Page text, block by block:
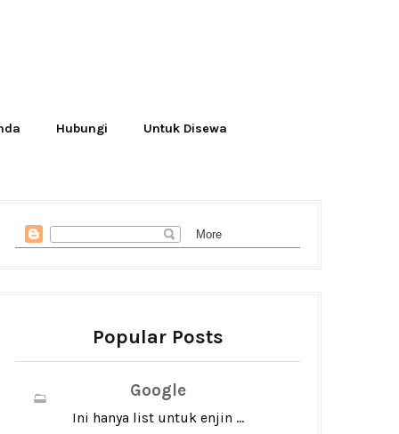
Hubungi Untuk Disewa
Popular Posts
Google
Ini hanya list untuk enjin ...